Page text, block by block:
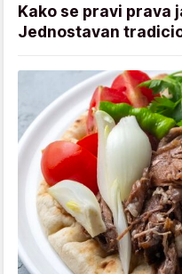
Kako se pravi prava
Jednostavan